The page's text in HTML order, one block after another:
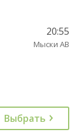
20:55
Мыски АВ
Выбрать